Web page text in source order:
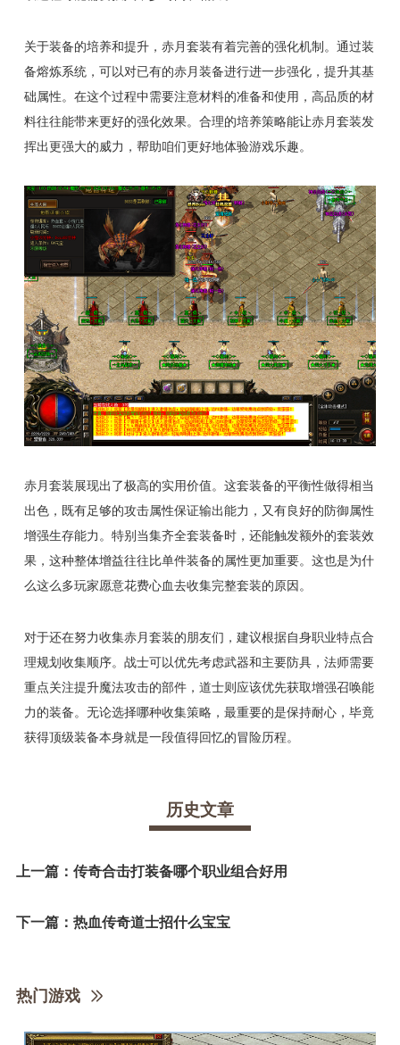
关于装备的培养和提升，赤月套装有着完善的强化机制。通过装
备熔炼系统，可以对已有的赤月装备进行进一步强化，提升其基
础属性。在这个过程中需要注意材料的准备和使用，高品质的材
料往往能带来更好的强化效果。合理的培养策略能让赤月套装发
挥出更强大的威力，帮助咱们更好地体验游戏乐趣。
赤月套装展现出了极高的实用价值。这套装备的平衡性做得相当
出色，既有足够的攻击属性保证输出能力，又有良好的防御属性
增强生存能力。特别当集齐全套装备时，还能触发额外的套装效
果，这种整体增益往往比单件装备的属性更加重要。这也是为什
么这么多玩家愿意花费心血去收集完整套装的原因。
对于还在努力收集赤月套装的朋友们，建议根据自身职业特点合
理规划收集顺序。战士可以优先考虑武器和主要防具，法师需要
重点关注提升魔法攻击的部件，道士则应该优先获取增强召唤能
力的装备。无论选择哪种收集策略，最重要的是保持耐心，毕竟
获得顶级装备本身就是一段值得回忆的冒险历程。
历史文章
上一篇： 传奇合击打装备哪个职业组合好用
下一篇： 热血传奇道士招什么宝宝
热门游戏